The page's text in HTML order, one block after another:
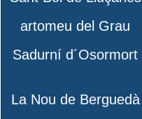
artomeu del Grau
Sadurní d´Osormort
La Nou de Berguedà